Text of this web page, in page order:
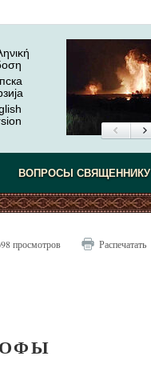
ВОПРОСЫ СВЯЩЕННИКУ
просмотров Распечатать